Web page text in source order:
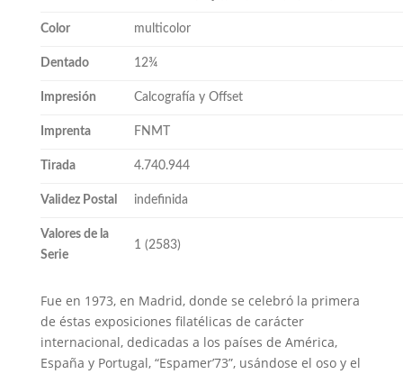
Color multicolor
Dentado 12¾
Impresión Calcografía y Offset
Imprenta FNMT
Tirada 4.740.944
Validez Postal indefinida
Valores de la
Serie
1 (2583)
Fue en 1973, en Madrid, donde se celebró la primera
de éstas exposiciones filatélicas de carácter
internacional, dedicadas a los países de América,
España y Portugal, “Espamer’73”, usándose el oso y el